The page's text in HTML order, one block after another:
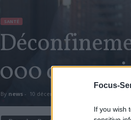
Focus-
If you wish
SANTÉ
000 cas par
By news- 10 décembre 2020